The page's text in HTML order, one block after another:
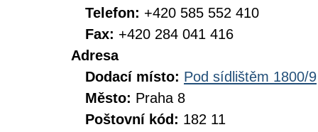
Telefon: +420 585 552 410
Fax: +420 284 041 416
Adresa
Dodací místo: Pod sídlištěm 1800/9
Město: Praha 8
Poštovní kód: 182 11